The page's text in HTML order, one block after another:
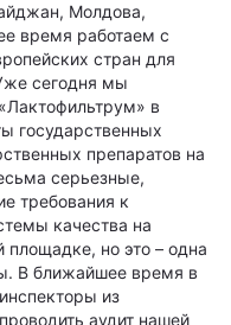
Молдова,
время работаем с
стран для
сегодня мы
в
государственных
препаратов на
серьезные,
требования к
качества на
площадке, но это – одна
В ближайшее время в
из
аудит нашей